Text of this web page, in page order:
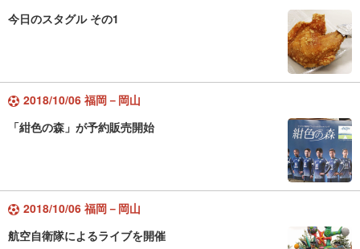
今日のスタグル その1
2018/10/06 福岡－岡山
「紺色の森」が予約販売開始
2018/10/06 福岡－岡山
航空自衛隊によるライブを開催